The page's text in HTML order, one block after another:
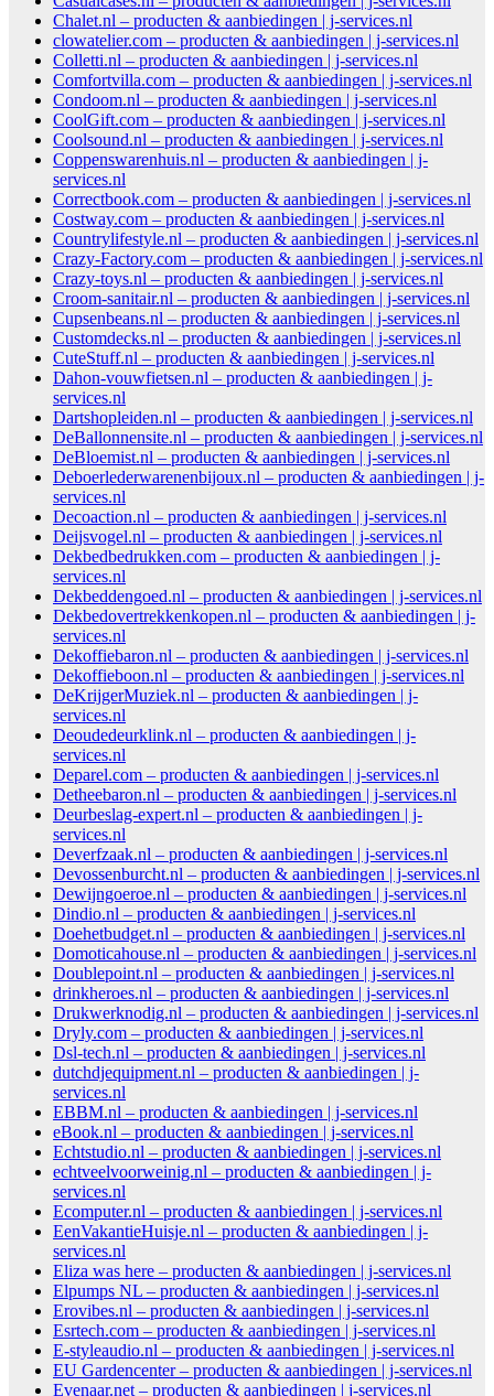
Chalet.nl – producten & aanbiedingen | j-services.nl
clowatelier.com – producten & aanbiedingen | j-services.nl
Colletti.nl – producten & aanbiedingen | j-services.nl
Comfortvilla.com – producten & aanbiedingen | j-services.nl
Condoom.nl – producten & aanbiedingen | j-services.nl
CoolGift.com – producten & aanbiedingen | j-services.nl
Coolsound.nl – producten & aanbiedingen | j-services.nl
Coppenswarenhuis.nl – producten & aanbiedingen | j-
services.nl
Correctbook.com – producten & aanbiedingen | j-services.nl
Costway.com – producten & aanbiedingen | j-services.nl
Countrylifestyle.nl – producten & aanbiedingen | j-services.nl
Crazy-Factory.com – producten & aanbiedingen | j-services.nl
Crazy-toys.nl – producten & aanbiedingen | j-services.nl
Croom-sanitair.nl – producten & aanbiedingen | j-services.nl
Cupsenbeans.nl – producten & aanbiedingen | j-services.nl
Customdecks.nl – producten & aanbiedingen | j-services.nl
CuteStuff.nl – producten & aanbiedingen | j-services.nl
Dahon-vouwfietsen.nl – producten & aanbiedingen | j-
services.nl
Dartshopleiden.nl – producten & aanbiedingen | j-services.nl
DeBallonnensite.nl – producten & aanbiedingen | j-services.nl
DeBloemist.nl – producten & aanbiedingen | j-services.nl
Deboerlederwarenenbijoux.nl – producten & aanbiedingen | j-
services.nl
Decoaction.nl – producten & aanbiedingen | j-services.nl
Deijsvogel.nl – producten & aanbiedingen | j-services.nl
Dekbedbedrukken.com – producten & aanbiedingen | j-
services.nl
Dekbeddengoed.nl – producten & aanbiedingen | j-services.nl
Dekbedovertrekkenkopen.nl – producten & aanbiedingen | j-
services.nl
Dekoffiebaron.nl – producten & aanbiedingen | j-services.nl
Dekoffieboon.nl – producten & aanbiedingen | j-services.nl
DeKrijgerMuziek.nl – producten & aanbiedingen | j-
services.nl
Deoudedeurklink.nl – producten & aanbiedingen | j-
services.nl
Deparel.com – producten & aanbiedingen | j-services.nl
Detheebaron.nl – producten & aanbiedingen | j-services.nl
Deurbeslag-expert.nl – producten & aanbiedingen | j-
services.nl
Deverfzaak.nl – producten & aanbiedingen | j-services.nl
Devossenburcht.nl – producten & aanbiedingen | j-services.nl
Dewijngoeroe.nl – producten & aanbiedingen | j-services.nl
Dindio.nl – producten & aanbiedingen | j-services.nl
Doehetbudget.nl – producten & aanbiedingen | j-services.nl
Domoticahouse.nl – producten & aanbiedingen | j-services.nl
Doublepoint.nl – producten & aanbiedingen | j-services.nl
drinkheroes.nl – producten & aanbiedingen | j-services.nl
Drukwerknodig.nl – producten & aanbiedingen | j-services.nl
Dryly.com – producten & aanbiedingen | j-services.nl
Dsl-tech.nl – producten & aanbiedingen | j-services.nl
dutchdjequipment.nl – producten & aanbiedingen | j-
services.nl
EBBM.nl – producten & aanbiedingen | j-services.nl
eBook.nl – producten & aanbiedingen | j-services.nl
Echtstudio.nl – producten & aanbiedingen | j-services.nl
echtveelvoorweinig.nl – producten & aanbiedingen | j-
services.nl
Ecomputer.nl – producten & aanbiedingen | j-services.nl
EenVakantieHuisje.nl – producten & aanbiedingen | j-
services.nl
Eliza was here – producten & aanbiedingen | j-services.nl
Elpumps NL – producten & aanbiedingen | j-services.nl
Erovibes.nl – producten & aanbiedingen | j-services.nl
Esrtech.com – producten & aanbiedingen | j-services.nl
E-styleaudio.nl – producten & aanbiedingen | j-services.nl
EU Gardencenter – producten & aanbiedingen | j-services.nl
Evenaar.net – producten & aanbiedingen | j-services.nl